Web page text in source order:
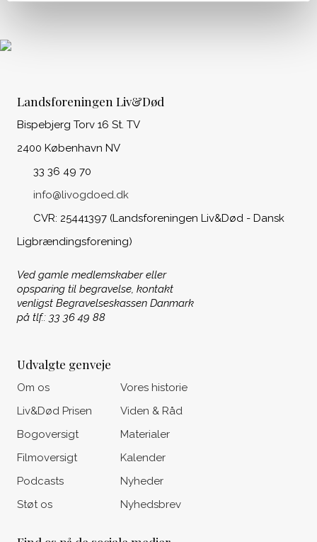
Landsforeningen Liv&Død
Bispebjerg Torv 16 St. TV
2400 København NV
33 36 49 70
info@livogdoed.dk
CVR: 25441397 (Landsforeningen Liv&Død - Dansk
Ligbrændingsforening)
Ved gamle medlemskaber eller
opsparing til begravelse, kontakt
venligst Begravelseskassen Danmark
på tlf.: 33 36 49 88
Udvalgte genveje
Om os
Liv&Død Prisen
Bogoversigt
Filmoversigt
Podcasts
Støt os
Vores historie
Viden & Råd
Materialer
Kalender
Nyheder
Nyhedsbrev